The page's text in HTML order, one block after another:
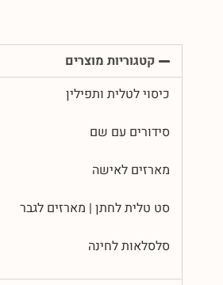
קטגוריות מוצרים
כיסוי לטלית ותפילין
סידורים עם שם
מארזים לאישה
סט טלית לחתן | מארזים לגבר
סלסלאות לחינה